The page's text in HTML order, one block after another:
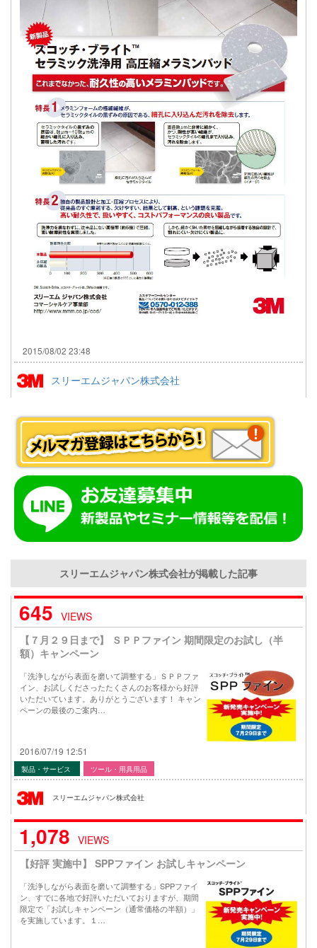
2015/08/02 23:48
スリーエムジャパン株式会社
スリーエムジャパン株式会社が掲載した記事
645 VIEWS
【７月２９日まで】 ＳＰＰファイン 期間限定のお試し（半
額）キャンペーン
「洗浄しながら表面を磨いて調整する」ＳＰＰファ
イン、お試しくださったたくさんのお客様から好評
いただいています。ありがとうございます！ キャン
ペーンの最後のご案内…
2016/07/19 12:51
製品・サービス ツール・用具用品
スリーエムジャパン株式会社
1,078 VIEWS
【好評 実施中】 SPPファイン お試しキャンペーン
「洗浄しながら表面を磨いて調整する」SPPファイ
ン、すでに各地で好評いただいておりますが、期間
限定で「お試しキャンペーン（通常価格の半額）」
を実施しています。１…